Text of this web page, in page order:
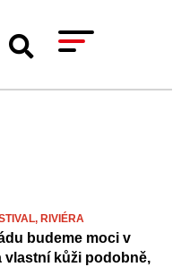
RIVIÉRA
budeme moci v
vlastní kůži podobně,